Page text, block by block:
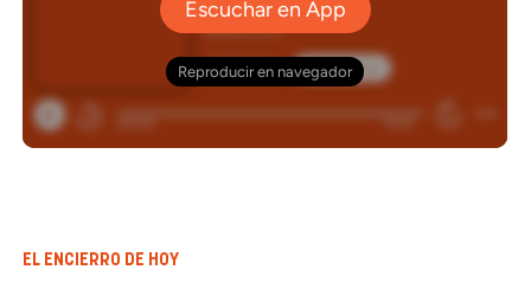
EL ENCIERRO DE HOY